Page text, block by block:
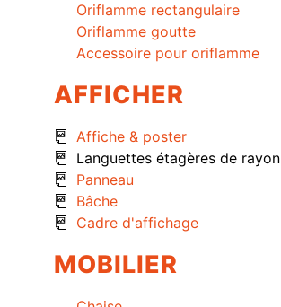
Oriflamme rectangulaire
Oriflamme goutte
Accessoire pour oriflamme
AFFICHER
Affiche & poster
Languettes étagères de rayon
Panneau
Bâche
Cadre d'affichage
MOBILIER